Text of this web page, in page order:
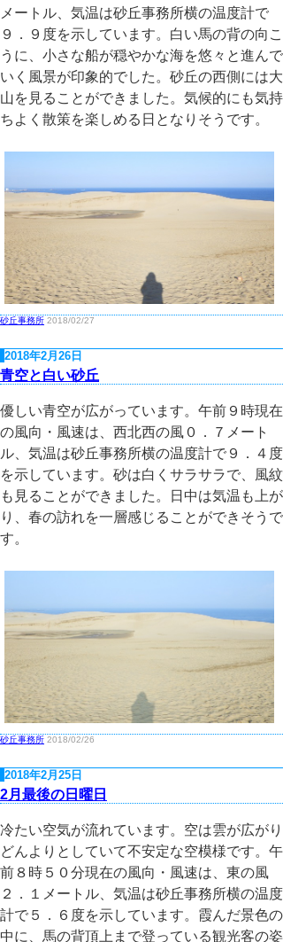
メートル、気温は砂丘事務所横の温度計で
９．９度を示しています。白い馬の背の向こ
うに、小さな船が穏やかな海を悠々と進んで
いく風景が印象的でした。砂丘の西側には大
山を見ることができました。気候的にも気持
ちよく散策を楽しめる日となりそうです。
砂丘事務所 2018/02/27
2018年2月26日
青空と白い砂丘
優しい青空が広がっています。午前９時現在
の風向・風速は、西北西の風０．７メート
ル、気温は砂丘事務所横の温度計で９．４度
を示しています。砂は白くサラサラで、風紋
も見ることができました。日中は気温も上が
り、春の訪れを一層感じることができそうで
す。
砂丘事務所 2018/02/26
2018年2月25日
2月最後の日曜日
冷たい空気が流れています。空は雲が広がり
どんよりとしていて不安定な空模様です。午
前８時５０分現在の風向・風速は、東の風
２．１メートル、気温は砂丘事務所横の温度
計で５．６度を示しています。霞んだ景色の
中に、馬の背頂上まで登っている観光客の姿